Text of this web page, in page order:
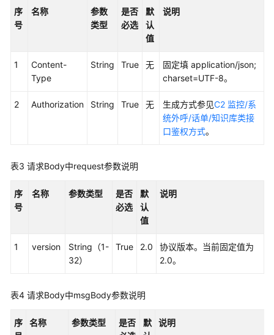
座
席
类
接
口
参
类
口
外
接
参
序
号
名称
参数
类型
是否
必选
默
认
值
说明
1
Content-
Type
String True 无
固定填 application/json;
charset=UTF-8。
2 Authorization String True 无 生成方式参见C2 监控/系
统外呼/话单/知识库类接
口鉴权方式。
表3 请求Body中request参数说明
序
号
名称 参数类型
是否
必选
默
认
值
说明
1 version
String（1-
32）
True 2.0
协议版本。当前固定值为
2.0。
表4 请求Body中msgBody参数说明
序
名称 参数类型
是否
默
说明